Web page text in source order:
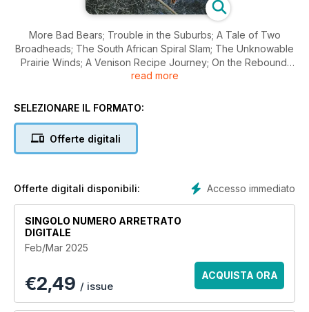
More Bad Bears; Trouble in the Suburbs; A Tale of Two
Broadheads; The South African Spiral Slam; The Unknowable
Prairie Winds; A Venison Recipe Journey; On the Rebound:
Injury Management for Better Bowhunting; Bear, deer, lynx
read more
SELEZIONARE IL FORMATO:
Offerte digitali
Accesso immediato
Offerte digitali disponibili:
SINGOLO NUMERO ARRETRATO
DIGITALE
Feb/Mar 2025
€2,49 / issue
ACQUISTA ORA